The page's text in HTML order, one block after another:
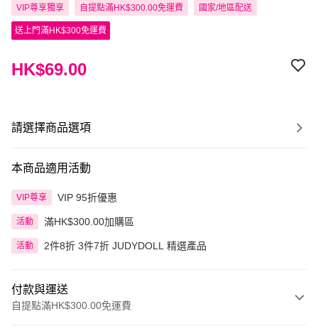
VIP尊享獨享 自提點滿HK$300.00免運費 國家/地區配送
送上門滿HK$300免運費
HK$69.00
請選擇商品選項
本商品適用活動
VIP尊享 VIP 95折優惠
活動 滿HK$300.00加購區
活動 2件8折 3件7折 JUDYDOLL 精選產品
付款與運送
自提點滿HK$300.00免運費